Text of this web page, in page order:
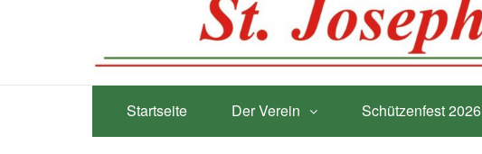
Startseite Der Verein Schützenfest 2026